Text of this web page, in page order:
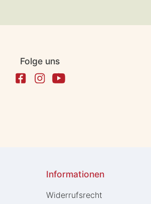
Folge uns
Informationen
Widerrufs­recht